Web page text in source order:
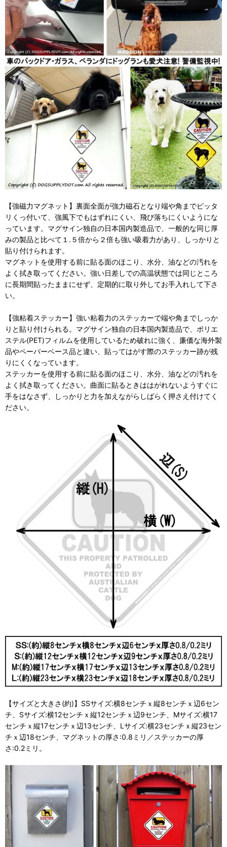
【強磁力マグネット】裏面全面が強力磁石となり端や角までピッタ
リくっ付いて、強風下でもはずれにくい、飛び落ちにくいようにな
っています。マグサイン独自の日本国内製造品で、一般的な同じ厚
みの製品と比べて１.５倍から２倍も強い吸着力があり、しっかりと
貼り付けられます。
マグネットを使用する前に貼る面のほこり、水分、油などの汚れを
よく拭き取ってください。強い日差しでの高温状態では同じところ
に長期間貼ったままにせず、定期的に取り外してお手入れして下さ
い。
【強粘着ステッカー】強い粘着力のステッカーで端や角までしっか
りと貼り付けられる。マグサイン独自の日本国内製造品で、ポリエ
ステル(PET)フィルムを使用しているため破れに強く、廉価な海外製
品やペーパーベース品と違い、貼ってはがす際のステッカー跡が残
りにくくなっています。
ステッカーを使用する前に貼る面のほこり、水分、油などの汚れを
よく拭き取ってください。曲面に貼るときははがれないようすぐに
手をはなさず、しっかりと力を加えながらしばらく押さえ付けてく
ださい。
【サイズと大きさ(約)】SSサイズ:横8センチｘ縦8センチｘ辺6セン
チ、Sサイズ:横12センチｘ縦12センチｘ辺9センチ、Mサイズ:横17
センチｘ縦17センチｘ辺13センチ、Lサイズ:横23センチｘ縦23セン
チｘ辺18センチ、マグネットの厚さ:0.8ミリ／ステッカーの厚
さ:0.2ミリ。